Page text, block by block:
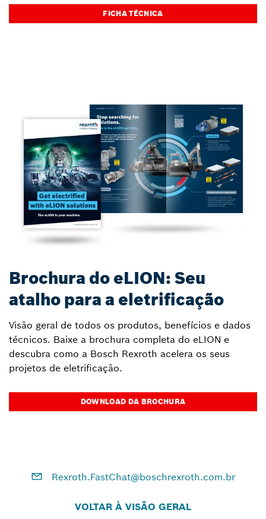
FICHA TÉCNICA
Brochura do eLION: Seu
atalho para a eletrificação
Visão geral de todos os produtos, benefícios e dados
técnicos. Baixe a brochura completa do eLION e
descubra como a Bosch Rexroth acelera os seus
projetos de eletrificação.
DOWNLOAD DA BROCHURA
Rexroth.FastChat@boschrexroth.com.br
VOLTAR À VISÃO GERAL